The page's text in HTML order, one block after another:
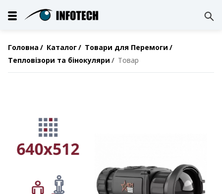
Головна Каталог
Товари для Перемоги
Тепловізори та бінокуляри
Товар